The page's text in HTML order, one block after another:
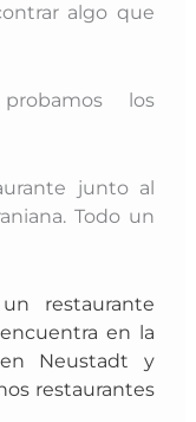
algo que
los
junto al
Todo un
restaurante
en la
Neustadt y
restaurantes